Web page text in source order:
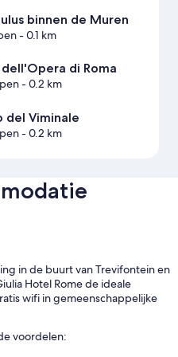
binnen de Muren
- 0.1 km
di Roma
- 0.2 km
del Viminale
- 0.2 km
in de buurt van Trevifontein en
Hotel Rome de ideale
wifi in gemeenschappelijke
voordelen: